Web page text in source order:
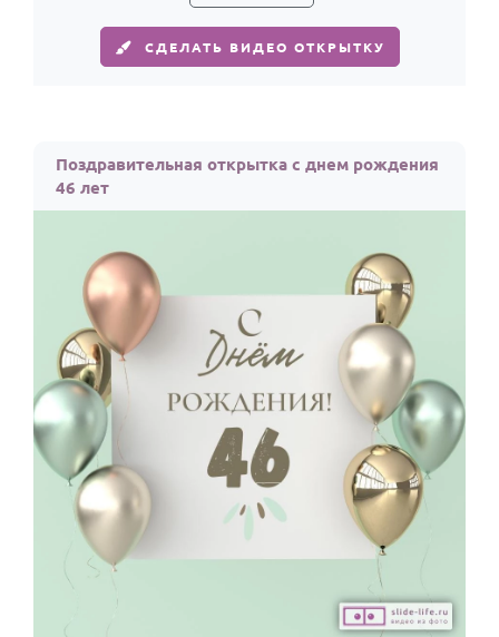
СДЕЛАТЬ ВИДЕО ОТКРЫТКУ
Поздравительная открытка с днем рождения
46 лет